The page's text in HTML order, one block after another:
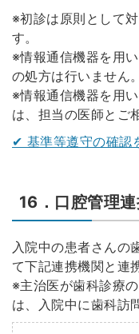
※初診は原則として
す。
※情報通信機器を用
の処方は行いません。
※情報通信機器を用
は、担当の医師とご
✔ 基準等遵守の確認
16．口腔管理
入院中の患者さんの
て下記連携機関と連
※主治医が歯科診療
は、入院中に歯科訪